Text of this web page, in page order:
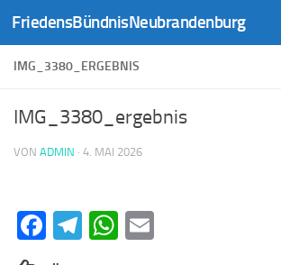
Zum Inhalt springen
FriedensBündnisNeubrandenburg
IMG_3380_ERGEBNIS
IMG_3380_ergebnis
VON ADMIN · 4. MAI 2026
Facebook
Telegram
WhatsApp